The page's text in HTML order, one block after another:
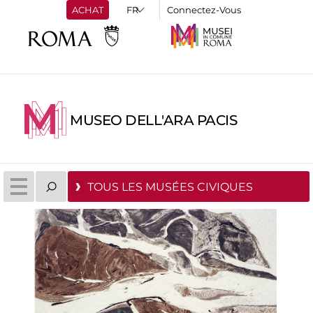
ACHAT Connectez-Vous
MUSEO DELL'ARA PACIS
TOUS LES MUSÉES CIVIQUES